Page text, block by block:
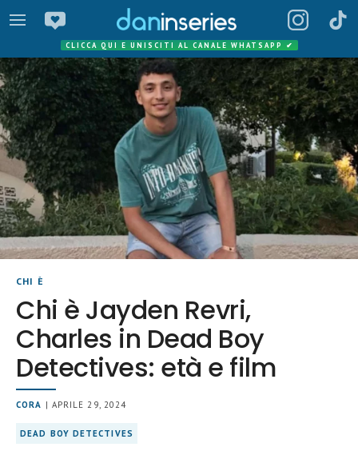
CLICCA QUI E UNISCITI AL CANALE WHATSAPP ✔
CHI È
Chi è Jayden Revri,
Charles in Dead Boy
Detectives: età e film
CORA | APRILE 29, 2024
DEAD BOY DETECTIVES